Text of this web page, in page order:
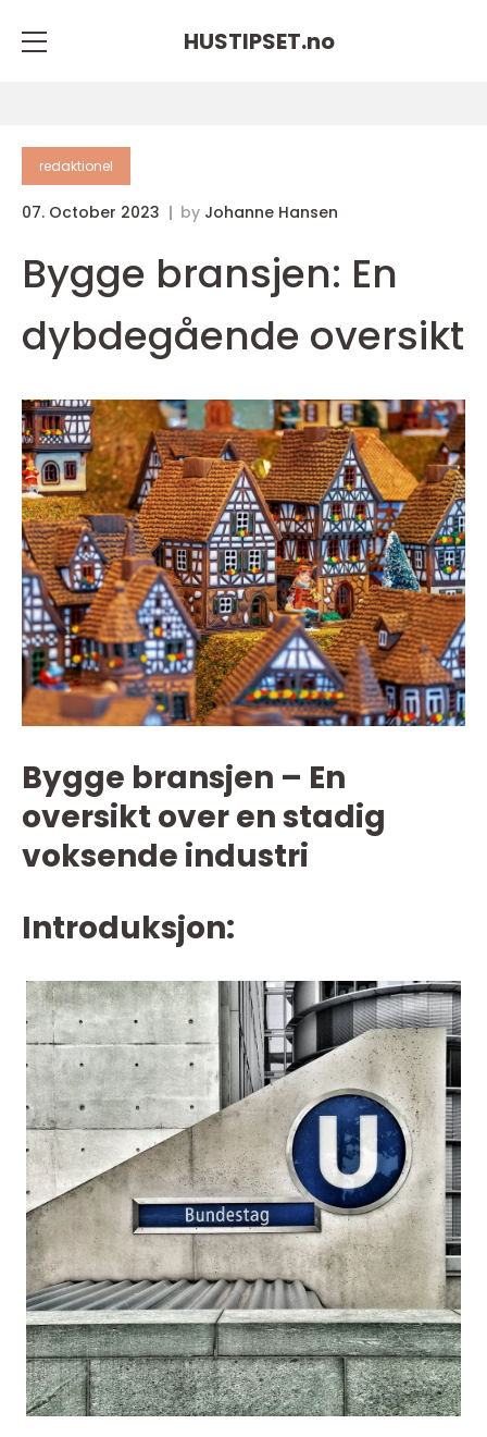
HUSTIPSET.no
redaktionel
07. October 2023 by Johanne Hansen
Bygge bransjen: En
dybdegående oversikt
Bygge bransjen – En
oversikt over en stadig
voksende industri
Introduksjon: